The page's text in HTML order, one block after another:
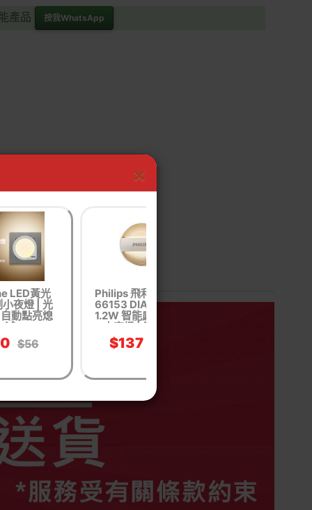
產品 按我WhatsApp
×
LED黃光
夜燈 | 光
動點亮熄
滅
$56
Philips 飛利浦
66153 DIANAII
1.2W 智能感應充電
小夜燈 | 香港行貨
$137
LED光感小夜燈 -